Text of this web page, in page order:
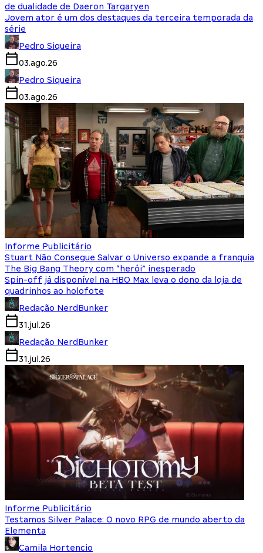
de dualidade de Daeron Targaryen
Jovem ator é um dos destaques da terceira temporada da
série
Pedro Siqueira
03.ago.26
Pedro Siqueira
03.ago.26
Informe Publicitário
Stuart Não Consegue Salvar o Universo expande a franquia
The Big Bang Theory com “herói” inesperado
Spin-off já disponível na HBO Max leva o dono da loja de
quadrinhos ao holofote
Redação NerdBunker
31.jul.26
Redação NerdBunker
31.jul.26
Informe Publicitário
Testamos Silver Palace: O novo RPG de mundo aberto da
Elementa
Camila Hortencio